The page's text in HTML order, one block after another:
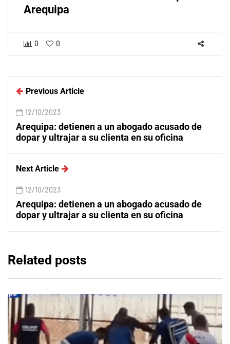
Arequipa
0 0
Previous Article
12/10/2023
Arequipa: detienen a un abogado acusado de
dopar y ultrajar a su clienta en su oficina
Next Article
12/10/2023
Arequipa: detienen a un abogado acusado de
dopar y ultrajar a su clienta en su oficina
Related posts